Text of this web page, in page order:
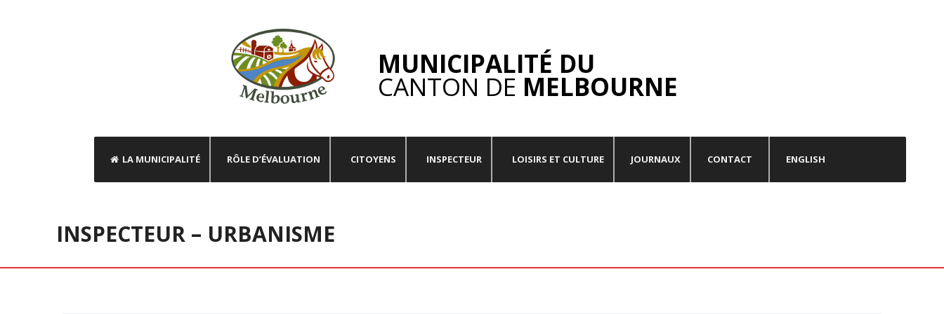
MUNICIPALITÉ DU
CANTON DE MELBOURNE
LA MUNICIPALITÉ RÔLE D’ÉVALUATION CITOYENS INSPECTEUR LOISIRS ET CULTURE JOURNAUX CONTACT ENGLISH
INSPECTEUR – URBANISME